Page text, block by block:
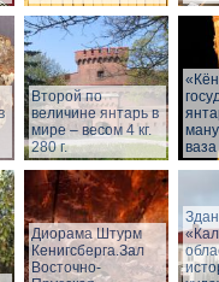
Второй по
величине янтарь в
мире – весом 4 кг.
280 г.
Диорама Штурм
Кенигсберга.Зал
Восточно-